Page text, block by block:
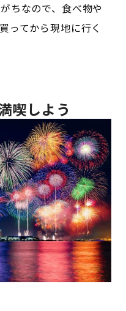
ちなので、食べ物や
ってから現地に行く
喫しよう